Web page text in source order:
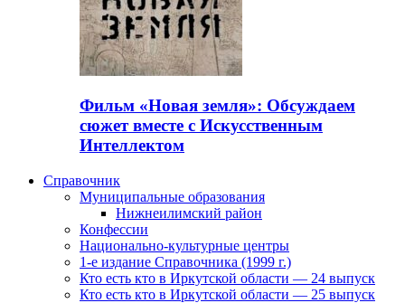
Фильм «Новая земля»: Обсуждаем
сюжет вместе с Искусственным
Интеллектом
Справочник
Муниципальные образования
Нижнеилимский район
Конфессии
Национально-культурные центры
1-е издание Справочника (1999 г.)
Кто есть кто в Иркутской области — 24 выпуск
Кто есть кто в Иркутской области — 25 выпуск